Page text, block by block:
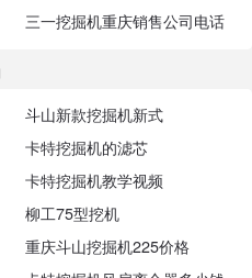
三一挖掘机重庆销售公司电话
斗山新款挖掘机新式
卡特挖掘机的滤芯
卡特挖掘机教学视频
柳工75型挖机
重庆斗山挖掘机225价格